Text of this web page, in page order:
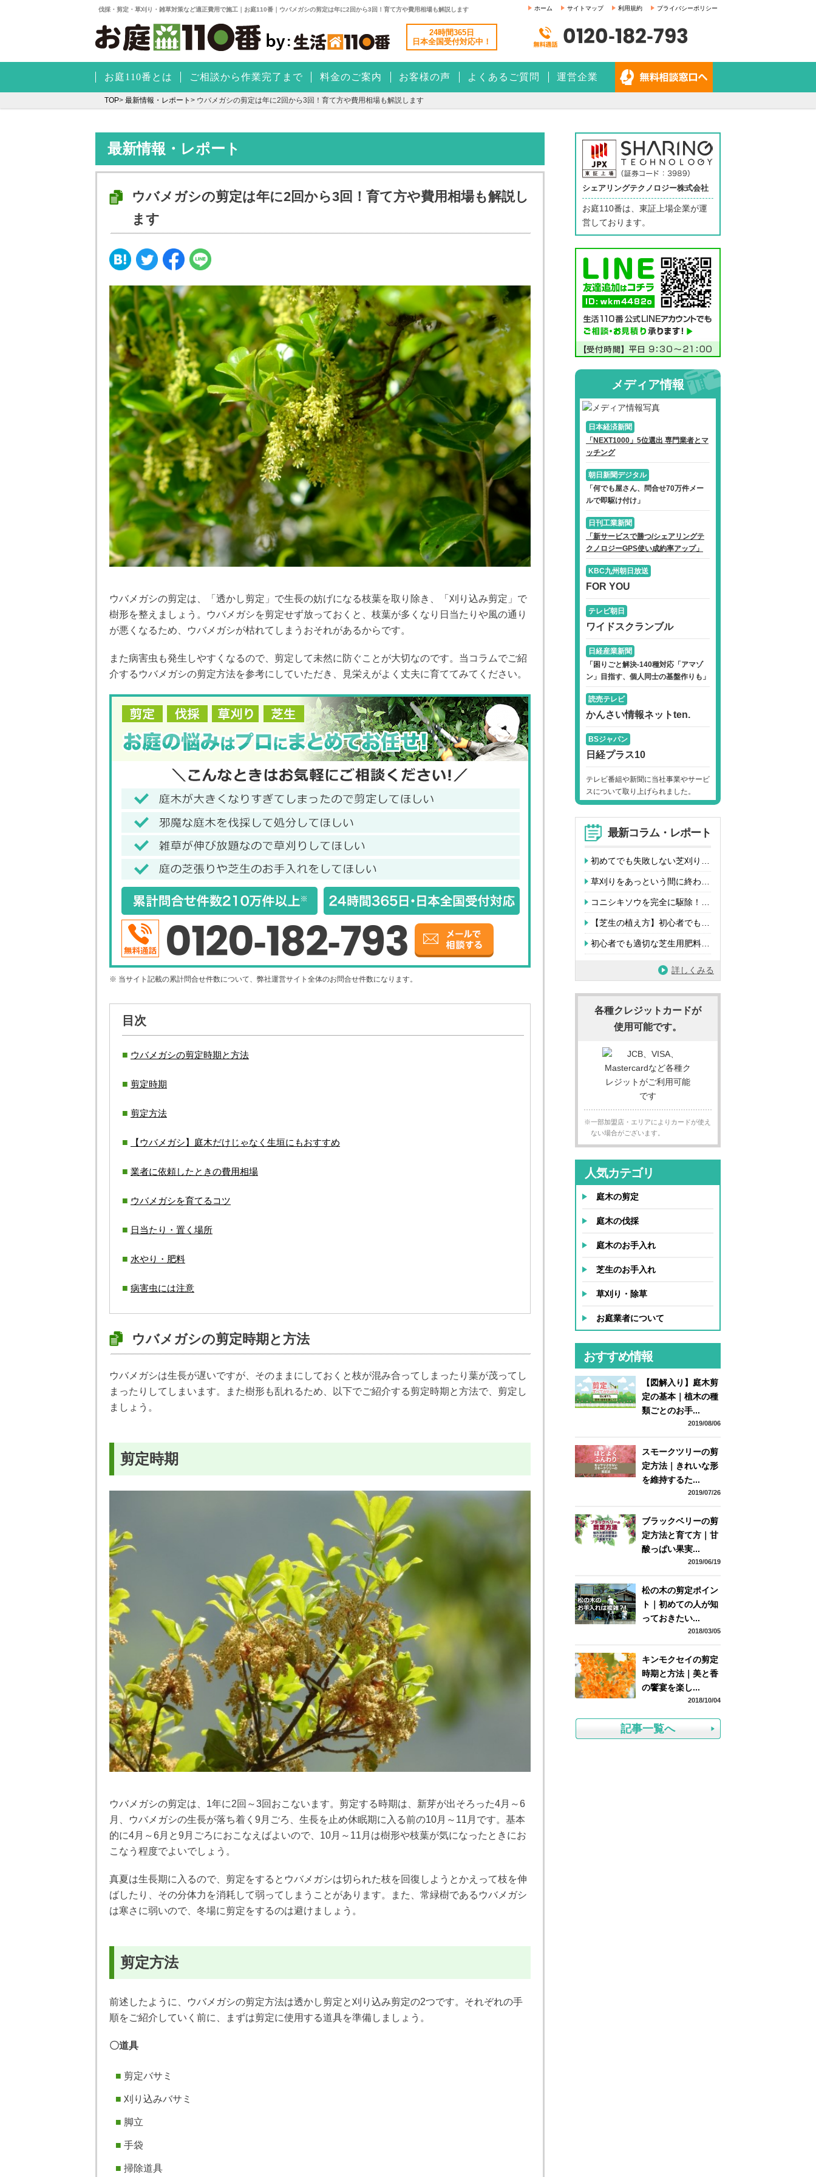
伐採・剪定・草刈り・雑草対策など適正費用で施工｜お庭110番｜ウバメガシの剪定は年に2回から3回！育て方や費用相場も解説します ホーム サイトマップ 利用規約 プライバシーポリシー
24時間365日
日本全国受付対応中！ 0120-182-793
お庭110番とは ご相談から作業完了まで 料金のご案内 お客様の声 よくあるご質問 運営企業
TOP> 最新情報・レポート > ウバメガシの剪定は年に2回から3回！育て方や費用相場も解説します
最新情報・レポート
ウバメガシの剪定は年に2回から3回！育て方や費用相場も解説し
ます
ウバメガシの剪定は、「透かし剪定」で生長の妨げになる枝葉を取り除き、「刈り込み剪定」で
樹形を整えましょう。ウバメガシを剪定せず放っておくと、枝葉が多くなり日当たりや風の通り
が悪くなるため、ウバメガシが枯れてしまうおそれがあるからです。
また病害虫も発生しやすくなるので、剪定して未然に防ぐことが大切なのです。当コラムでご紹
介するウバメガシの剪定方法を参考にしていただき、見栄えがよく丈夫に育ててみてください。
0120-182-793
※ 当サイト記載の累計問合せ件数について、弊社運営サイト全体のお問合せ件数になります。
目次
ウバメガシの剪定時期と方法
剪定時期
剪定方法
【ウバメガシ】庭木だけじゃなく生垣にもおすすめ
業者に依頼したときの費用相場
ウバメガシを育てるコツ
日当たり・置く場所
水やり・肥料
病害虫には注意
ウバメガシの剪定時期と方法
ウバメガシは生長が遅いですが、そのままにしておくと枝が混み合ってしまったり葉が茂ってし
まったりしてしまいます。また樹形も乱れるため、以下でご紹介する剪定時期と方法で、剪定し
ましょう。
剪定時期
ウバメガシの剪定は、1年に2回～3回おこないます。剪定する時期は、新芽が出そろった4月～6
月、ウバメガシの生長が落ち着く9月ごろ、生長を止め休眠期に入る前の10月～11月です。基本
的に4月～6月と9月ごろにおこなえばよいので、10月～11月は樹形や枝葉が気になったときにお
こなう程度でよいでしょう。
真夏は生長期に入るので、剪定をするとウバメガシは切られた枝を回復しようとかえって枝を伸
ばしたり、その分体力を消耗して弱ってしまうことがあります。また、常緑樹であるウバメガシ
は寒さに弱いので、冬場に剪定をするのは避けましょう。
剪定方法
前述したように、ウバメガシの剪定方法は透かし剪定と刈り込み剪定の2つです。それぞれの手
順をご紹介していく前に、まずは剪定に使用する道具を準備しましょう。
〇道具
剪定バサミ
刈り込みバサミ
脚立
手袋
掃除道具
シェアリングテクノロジー株式会社
お庭110番は、東証上場企業が運
営しております。
メディア情報
日本経済新聞
「NEXT1000」5位選出 専門業者とマ
ッチング
朝日新聞デジタル
「何でも屋さん、問合せ70万件メー
ルで即駆け付け」
日刊工業新聞
「新サービスで勝つ/シェアリングテ
クノロジーGPS使い成約率アップ」
KBC九州朝日放送
FOR YOU
テレビ朝日
ワイドスクランブル
日経産業新聞
「困りごと解決-140種対応「アマゾ
ン」目指す、個人同士の基盤作りも」
読売テレビ
かんさい情報ネットten.
BSジャパン
日経プラス10
テレビ番組や新聞に当社事業やサービ
スについて取り上げられました。
最新コラム・レポート
初めてでも失敗しない芝刈り…
草刈りをあっという間に終わ…
コニシキソウを完全に駆除！…
【芝生の植え方】初心者でも…
初心者でも適切な芝生用肥料…
詳しくみる
各種クレジットカードが
使用可能です。
※一部加盟店・エリアによりカードが使え
ない場合がございます。
人気カテゴリ
庭木の剪定
庭木の伐採
庭木のお手入れ
芝生のお手入れ
草刈り・除草
お庭業者について
おすすめ情報
【図解入り】庭木剪
定の基本｜植木の種
類ごとのお手...
2019/08/06
スモークツリーの剪
定方法｜きれいな形
を維持するた...
2019/07/26
ブラックベリーの剪
定方法と育て方｜甘
酸っぱい果実...
2019/06/19
松の木の剪定ポイン
ト｜初めての人が知
っておきたい...
2018/03/05
キンモクセイの剪定
時期と方法｜美と香
の饗宴を楽し...
2018/10/04
記事一覧へ